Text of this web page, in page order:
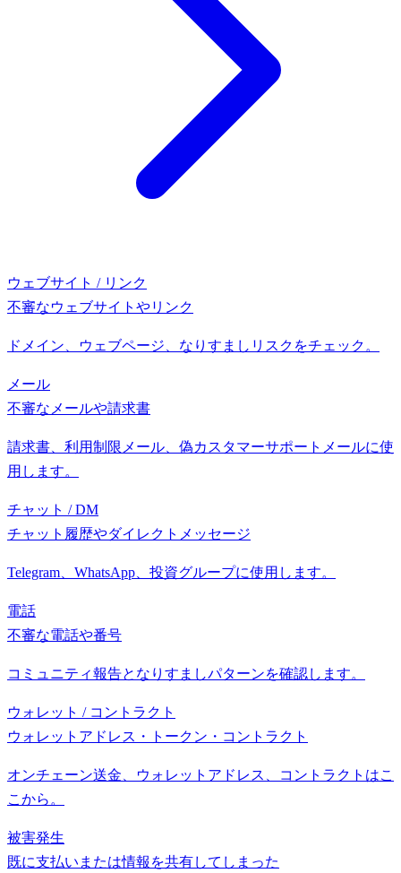
ウェブサイト / リンク
不審なウェブサイトやリンク
ドメイン、ウェブページ、なりすましリスクをチェック。
メール
不審なメールや請求書
請求書、利用制限メール、偽カスタマーサポートメールに使
用します。
チャット / DM
チャット履歴やダイレクトメッセージ
Telegram、WhatsApp、投資グループに使用します。
電話
不審な電話や番号
コミュニティ報告となりすましパターンを確認します。
ウォレット / コントラクト
ウォレットアドレス・トークン・コントラクト
オンチェーン送金、ウォレットアドレス、コントラクトはこ
こから。
被害発生
既に支払いまたは情報を共有してしまった